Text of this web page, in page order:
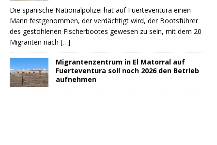
Die spanische Nationalpolizei hat auf Fuerteventura einen
Mann festgenommen, der verdächtigt wird, der Bootsführer
des gestohlenen Fischerbootes gewesen zu sein, mit dem 20
Migranten nach […]
Migrantenzentrum in El Matorral auf
Fuerteventura soll noch 2026 den Betrieb
aufnehmen